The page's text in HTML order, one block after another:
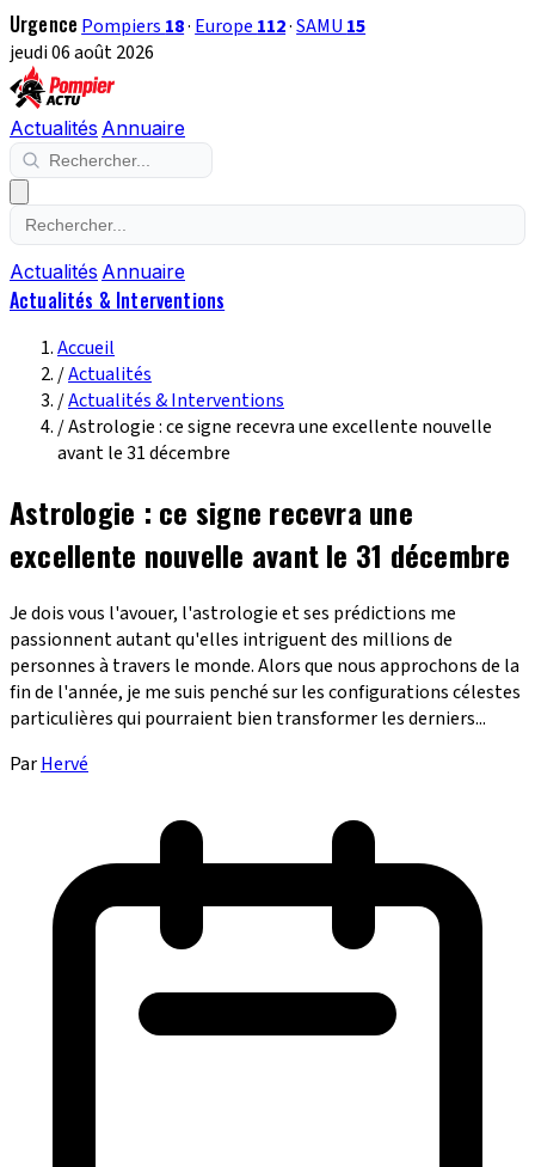
Urgence Pompiers 18· Europe 112·SAMU 15
jeudi 06 août 2026
Actualités Annuaire
Actualités Annuaire
Actualités & Interventions
Accueil
/Actualités
/Actualités & Interventions
/Astrologie : ce signe recevra une excellente nouvelle
avant le 31 décembre
Astrologie : ce signe recevra une
excellente nouvelle avant le 31 décembre
Je dois vous l'avouer, l'astrologie et ses prédictions me
passionnent autant qu'elles intriguent des millions de
personnes à travers le monde. Alors que nous approchons de la
fin de l'année, je me suis penché sur les configurations célestes
particulières qui pourraient bien transformer les derniers...
ParHervé